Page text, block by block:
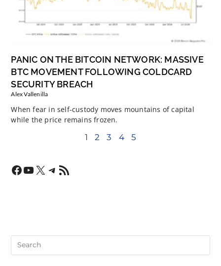
PANIC ON THE BITCOIN NETWORK: MASSIVE
BTC MOVEMENT FOLLOWING COLDCARD
SECURITY BREACH
Alex Vallenilla
When fear in self-custody moves mountains of capital
while the price remains frozen.
1 2 3 4 5